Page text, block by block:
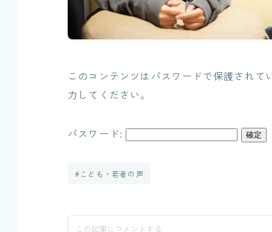
このコンテンツはパスワードで保護され
力してください。
パスワード:
#こども・若者の声